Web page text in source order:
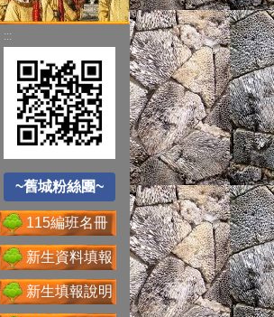
:::
~舊城粉絲團~
~舊城粉絲團~
115編班名冊
新生資料填報
新生填報說明
遊戲軟體分級制
Office365
送子鳥資訊服務